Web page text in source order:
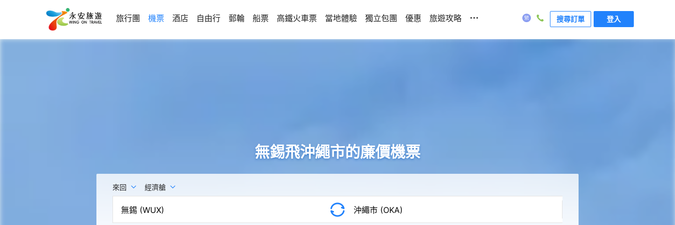
旅行團 機票 酒店 自由行 郵輪 船票 高鐵火車票 當地體驗 獨立包團 優惠 旅遊攻略 ... 搜尋訂單 登入
無錫飛沖繩市的廉價機票
來回 經濟艙